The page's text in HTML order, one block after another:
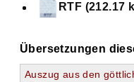
RTF (212.17
Übersetzungen
Auszug aus den